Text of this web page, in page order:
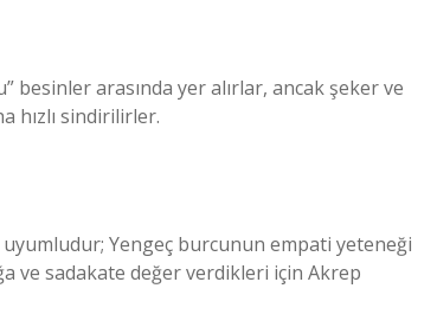
besinler arasında yer alırlar, ancak şeker ve
hızlı sindirilirler.
Yengeç burcunun empati yeteneği
ve sadakate değer verdikleri için Akrep